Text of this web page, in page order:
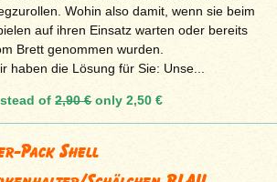
Wohin also damit, wenn sie beim
auf ihren Einsatz warten oder bereits
Brett genommen wurden.
haben die Lösung für Sie: Unse...
of2,90 €only2,50 €
Pack Shell